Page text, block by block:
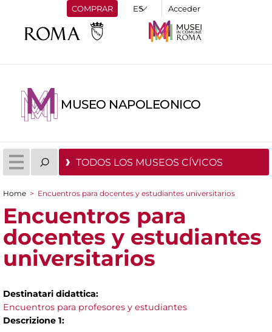
COMPRAR Acceder
MUSEO NAPOLEONICO
TODOS LOS MUSEOS CÍVICOS
You are here
Home > Encuentros para docentes y estudiantes universitarios
Encuentros para
docentes y estudiantes
universitarios
Destinatari didattica:
Encuentros para profesores y estudiantes
Descrizione 1: